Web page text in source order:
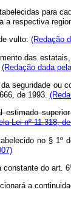
para
a respectiva
vulto: (Redação
das
(Redação dada
seguridade
de 1993.
Lei nº 11.318,
no §
do art.
a